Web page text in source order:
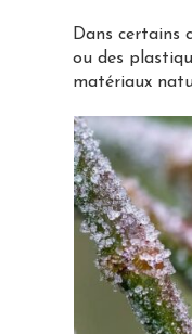
Dans certains
ou des
matériaux